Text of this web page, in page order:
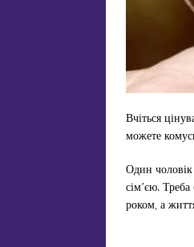
Вчіться
можете
Один
сім’єю.
роком, а